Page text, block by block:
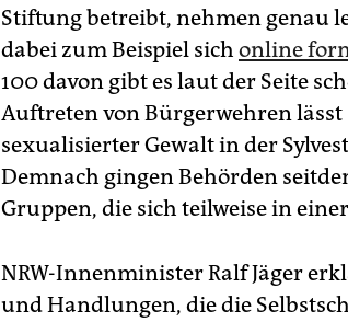
Stiftung betreibt, nehmen genau
dabei zum Beispiel sich online
100 davon gibt es laut der Seite
Auftreten von Bürgerwehren
sexualisierter Gewalt in der
Demnach gingen Behörden
Gruppen, die sich teilweise in
NRW-Innenminister Ralf Jäger
und Handlungen, die die